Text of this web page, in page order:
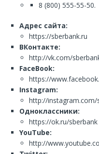
8 (800) 555-55-50.
Адрес сайта:
https://sberbank.ru
ВКонтакте:
http://vk.com/
FaceBook:
https://
Instagram:
http://instagram.com/
Одноклассники:
https://ok.ru/sberbank
YouTube:
http://